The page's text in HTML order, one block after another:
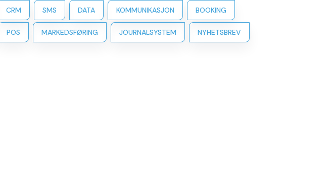
CRM SMS DATA KOMMUNIKASJON BOOKING
POS MARKEDSFØRING JOURNALSYSTEM NYHETSBREV